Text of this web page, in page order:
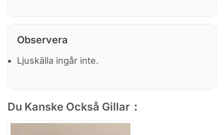
Observera
Ljuskälla ingår inte.
Du Kanske Också Gillar：